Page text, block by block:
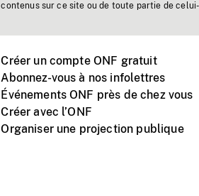
contenus sur ce site ou de toute partie de
Créer un compte ONF gratuit
Abonnez-vous à nos infolettres
Événements ONF près de chez vous
Créer avec l’ONF
Organiser une projection publique